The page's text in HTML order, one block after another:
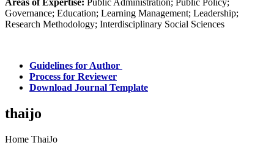
Areas of Expertise: Public Administration; Public Policy;
Governance; Education; Learning Management; Leadership;
Research Methodology; Interdisciplinary Social Sciences
Guidelines for Author
Process for Reviewer
Download Journal Template
thaijo
Home ThaiJo